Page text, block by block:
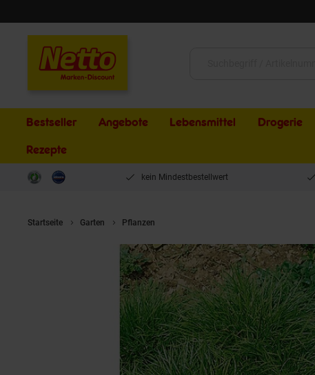
Bestseller Angebote Lebensmittel Drogerie
Rezepte
kein Mindestbestellwert
Startseite Garten Pflanzen